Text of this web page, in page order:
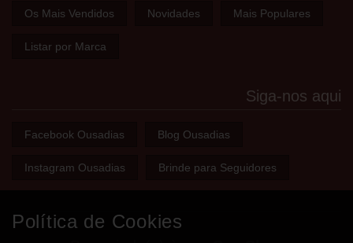
Os Mais Vendidos Novidades Mais Populares
Listar por Marca
Siga-nos aqui
Facebook Ousadias Blog Ousadias
Instagram Ousadias Brinde para Seguidores
Política de Cookies